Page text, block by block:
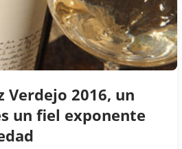
Verdejo 2016, un
un fiel exponente